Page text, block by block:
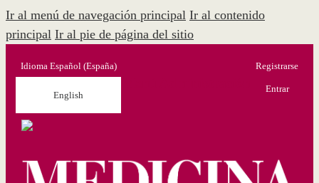
Ir al menú de navegación principal Ir al contenido
principal Ir al pie de página del sitio
Idioma Español (España)
English
Registrarse
Entrar